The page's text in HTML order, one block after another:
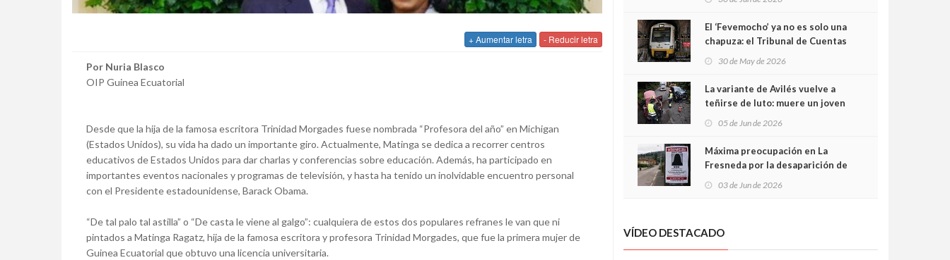
+ Aumentar letra - Reducir letra
Por Nuria Blasco
OIP Guinea Ecuatorial
Desde que la hija de la famosa escritora Trinidad Morgades fuese nombrada “Profesora del año” en Michigan
(Estados Unidos), su vida ha dado un importante giro. Actualmente, Matinga se dedica a recorrer centros
educativos de Estados Unidos para dar charlas y conferencias sobre educación. Además, ha participado en
importantes eventos nacionales y programas de televisión, y hasta ha tenido un inolvidable encuentro personal
con el Presidente estadounidense, Barack Obama.
“De tal palo tal astilla” o “De casta le viene al galgo”: cualquiera de estos dos populares refranes le van que ni
pintados a Matinga Ragatz, hija de la famosa escritora y profesora Trinidad Morgades, que fue la primera mujer de
Guinea Ecuatorial que obtuvo una licencia universitaria.
El ‘Fevemocho’ ya no es solo una
chapuza: el Tribunal de Cuentas
sobrecoste de los trenes que no
cabían por los túneles
30 de May de 2026
La variante de Avilés vuelve a
teñirse de luto: muere un joven
05 de Jun de 2026
Máxima preocupación en La
Fresneda por la desaparición de
03 de Jun de 2026
VÍDEO DESTACADO